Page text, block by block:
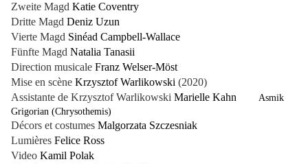
Zweite Magd Katie Coventry
Dritte Magd Deniz Uzun
Vierte Magd Sinéad Campbell-Wallace
Fünfte Magd Natalia Tanasii
Direction musicale Franz Welser-Möst
Mise en scène Krzysztof Warlikowski (2020)
Assistante de Krzysztof Warlikowski Marielle Kahn
Asmik
Grigorian (Chrysothemis)
Décors et costumes Malgorzata Szczesniak
Lumières Felice Ross
Video Kamil Polak